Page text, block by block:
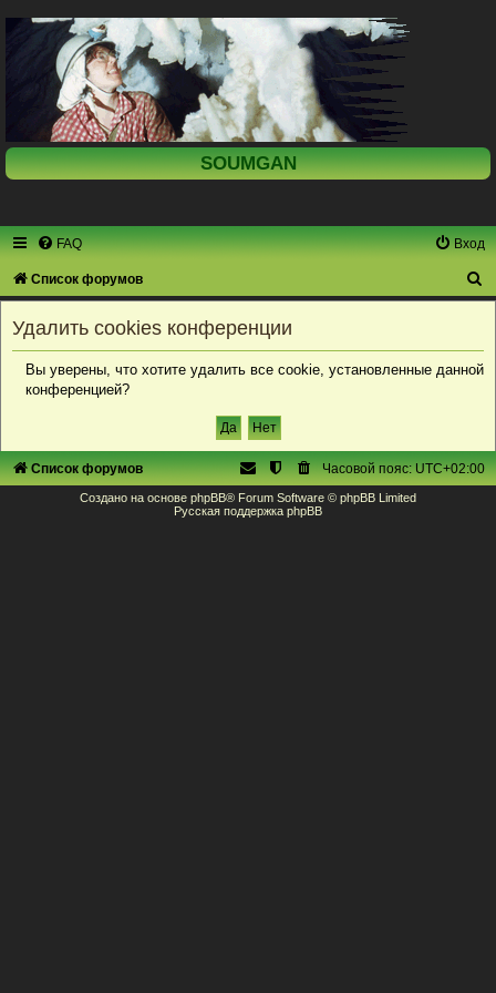
SOUMGAN
FAQ Вход
Список форумов
Удалить cookies конференции
Вы уверены, что хотите удалить все cookie, установленные данной
конференцией?
Список форумов Часовой пояс:UTC+02:00
Создано на основе phpBB® Forum Software © phpBB Limited
Русская поддержка phpBB